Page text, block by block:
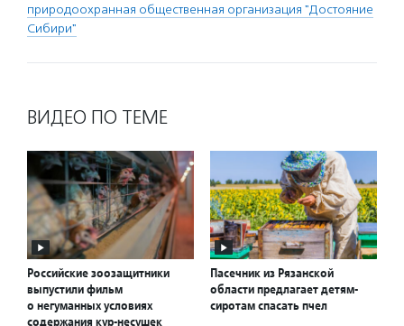
природоохранная общественная организация "Достояние
Сибири"
ВИДЕО ПО ТЕМЕ
Российские зоозащитники
выпустили фильм
о негуманных условиях
содержания кур-несушек
Пасечник из Рязанской
области предлагает детям-
сиротам спасать пчел